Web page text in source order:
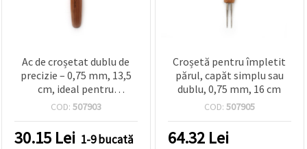
Ac de croșetat dublu de
precizie – 0,75 mm, 13,5
cm, ideal pentru
împletituri de păr,
COD: 507903
30.15 Lei 1-9 bucată
Croșetă pentru împletit
părul, capăt simplu sau
dublu, 0,75 mm, 16 cm
COD: 507905
64.32 Lei